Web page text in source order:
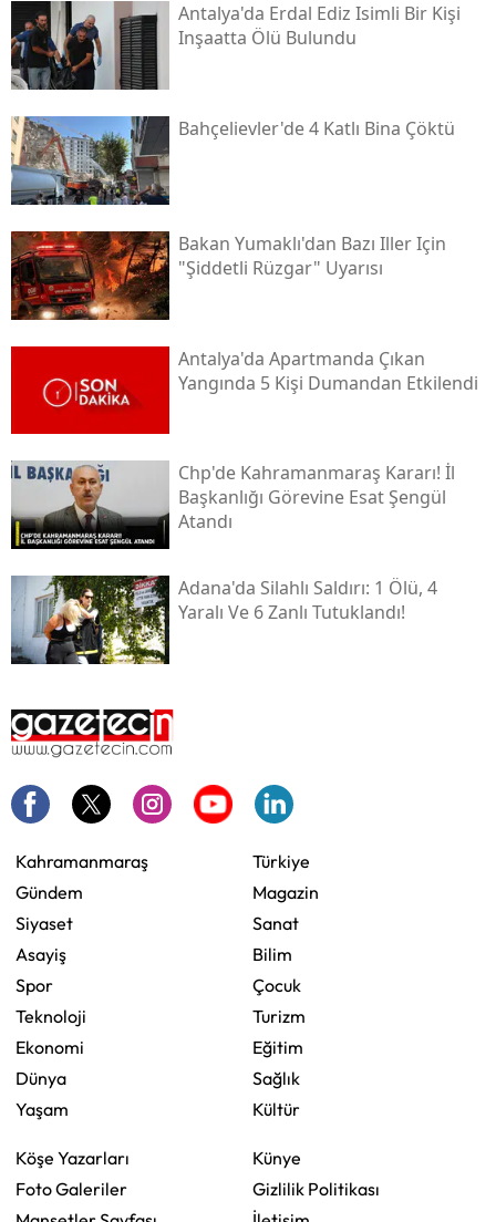
Antalya'da Erdal Ediz Isimli Bir Kişi
Inşaatta Ölü Bulundu
Bahçelievler'de 4 Katlı Bina Çöktü
Bakan Yumaklı'dan Bazı Iller Için
"şiddetli Rüzgar" Uyarısı
Antalya'da Apartmanda Çıkan
Yangında 5 Kişi Dumandan Etkilendi
Chp'de Kahramanmaraş Kararı! İl
Başkanlığı Görevine Esat Şengül
Atandı
Adana'da Silahlı Saldırı: 1 Ölü, 4
Yaralı Ve 6 Zanlı Tutuklandı!
Kahramanmaraş
Gündem
Siyaset
Asayiş
Spor
Teknoloji
Ekonomi
Dünya
Yaşam
Türkiye
Magazin
Sanat
Bilim
Çocuk
Turizm
Eğitim
Sağlık
Kültür
Köşe Yazarları
Foto Galeriler
Künye
Gizlilik Politikası